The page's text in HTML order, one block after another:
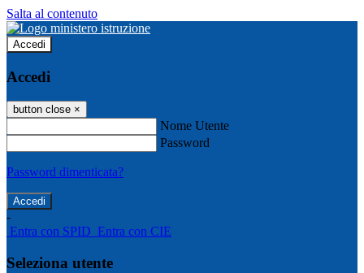
Salta al contenuto
Accedi
Accedi
button close ×
Nome Utente
Password
Password dimenticata?
-
Entra con SPID Entra con CIE
Seleziona utente